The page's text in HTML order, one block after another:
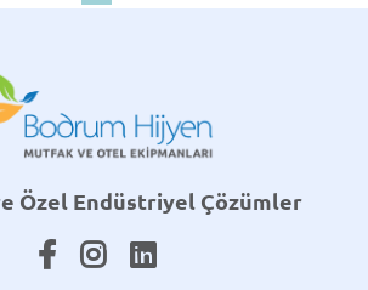
Özel Endüstriyel Çözümler